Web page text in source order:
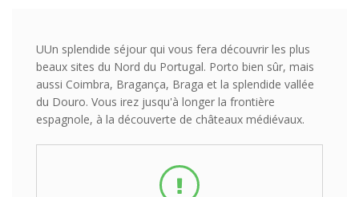
UUn splendide séjour qui vous fera découvrir les plus
beaux sites du Nord du Portugal. Porto bien sûr, mais
aussi Coimbra, Bragança, Braga et la splendide vallée
du Douro. Vous irez jusqu'à longer la frontière
espagnole, à la découverte de châteaux médiévaux.